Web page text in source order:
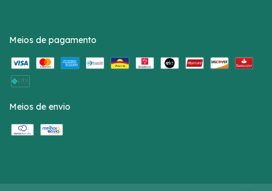
Meios de pagamento
Meios de envio